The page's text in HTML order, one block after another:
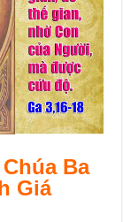
Ba
Giá